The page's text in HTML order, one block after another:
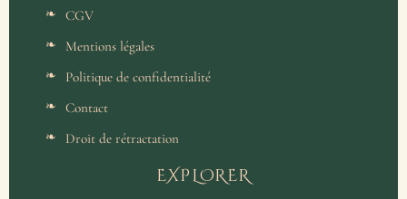
CGV
Mentions légales
Politique de confidentialité
Contact
Droit de rétractation
EXPLORER